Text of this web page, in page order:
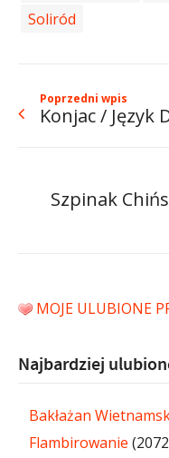
Soliród
Poprzedni wpis
Konjac / Język
Szpinak
MOJE ULUBIONE
Najbardziej
Bakłażan
Flambirowanie